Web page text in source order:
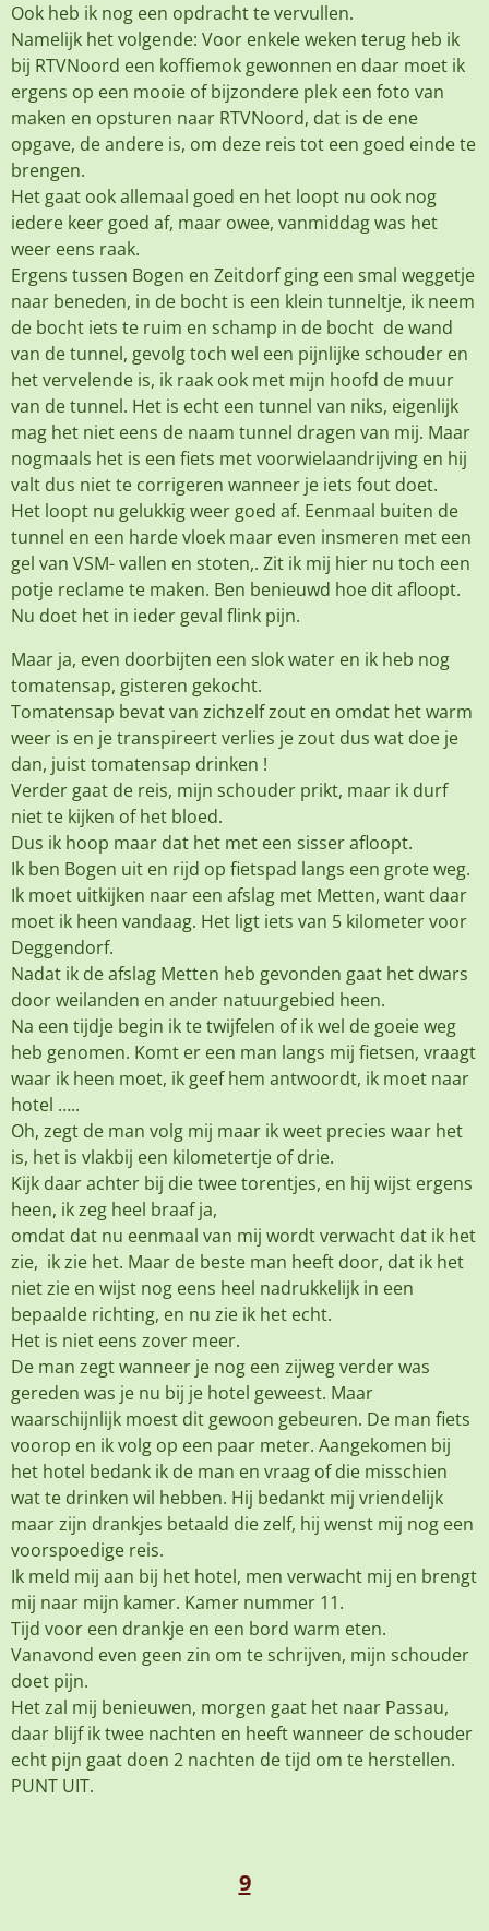
Ook heb ik nog een opdracht te vervullen.
Namelijk het volgende: Voor enkele weken terug heb ik
bij RTVNoord een koffiemok gewonnen en daar moet ik
ergens op een mooie of bijzondere plek een foto van
maken en opsturen naar RTVNoord, dat is de ene
opgave, de andere is, om deze reis tot een goed einde te
brengen.
Het gaat ook allemaal goed en het loopt nu ook nog
iedere keer goed af, maar owee, vanmiddag was het
weer eens raak.
Ergens tussen Bogen en Zeitdorf ging een smal weggetje
naar beneden, in de bocht is een klein tunneltje, ik neem
de bocht iets te ruim en schamp in de bocht de wand
van de tunnel, gevolg toch wel een pijnlijke schouder en
het vervelende is, ik raak ook met mijn hoofd de muur
van de tunnel. Het is echt een tunnel van niks, eigenlijk
mag het niet eens de naam tunnel dragen van mij. Maar
nogmaals het is een fiets met voorwielaandrijving en hij
valt dus niet te corrigeren wanneer je iets fout doet.
Het loopt nu gelukkig weer goed af. Eenmaal buiten de
tunnel en een harde vloek maar even insmeren met een
gel van VSM- vallen en stoten,. Zit ik mij hier nu toch een
potje reclame te maken. Ben benieuwd hoe dit afloopt.
Nu doet het in ieder geval flink pijn.
Maar ja, even doorbijten een slok water en ik heb nog
tomatensap, gisteren gekocht.
Tomatensap bevat van zichzelf zout en omdat het warm
weer is en je transpireert verlies je zout dus wat doe je
dan, juist tomatensap drinken !
Verder gaat de reis, mijn schouder prikt, maar ik durf
niet te kijken of het bloed.
Dus ik hoop maar dat het met een sisser afloopt.
Ik ben Bogen uit en rijd op fietspad langs een grote weg.
Ik moet uitkijken naar een afslag met Metten, want daar
moet ik heen vandaag. Het ligt iets van 5 kilometer voor
Deggendorf.
Nadat ik de afslag Metten heb gevonden gaat het dwars
door weilanden en ander natuurgebied heen.
Na een tijdje begin ik te twijfelen of ik wel de goeie weg
heb genomen. Komt er een man langs mij fietsen, vraagt
waar ik heen moet, ik geef hem antwoordt, ik moet naar
hotel …..
Oh, zegt de man volg mij maar ik weet precies waar het
is, het is vlakbij een kilometertje of drie.
Kijk daar achter bij die twee torentjes, en hij wijst ergens
heen, ik zeg heel braaf ja,
omdat dat nu eenmaal van mij wordt verwacht dat ik het
zie, ik zie het. Maar de beste man heeft door, dat ik het
niet zie en wijst nog eens heel nadrukkelijk in een
bepaalde richting, en nu zie ik het echt.
Het is niet eens zover meer.
De man zegt wanneer je nog een zijweg verder was
gereden was je nu bij je hotel geweest. Maar
waarschijnlijk moest dit gewoon gebeuren. De man fiets
voorop en ik volg op een paar meter. Aangekomen bij
het hotel bedank ik de man en vraag of die misschien
wat te drinken wil hebben. Hij bedankt mij vriendelijk
maar zijn drankjes betaald die zelf, hij wenst mij nog een
voorspoedige reis.
Ik meld mij aan bij het hotel, men verwacht mij en brengt
mij naar mijn kamer. Kamer nummer 11.
Tijd voor een drankje en een bord warm eten.
Vanavond even geen zin om te schrijven, mijn schouder
doet pijn.
Het zal mij benieuwen, morgen gaat het naar Passau,
daar blijf ik twee nachten en heeft wanneer de schouder
echt pijn gaat doen 2 nachten de tijd om te herstellen.
PUNT UIT.
9